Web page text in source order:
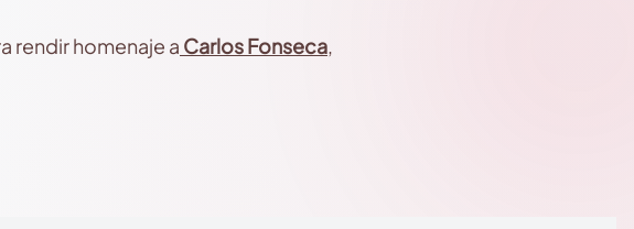
rendir homenaje a Carlos Fonseca,